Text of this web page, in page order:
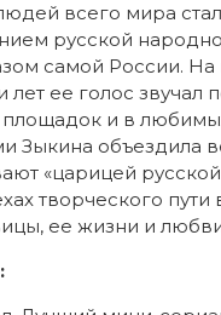
всего мира
русской
самой России. На
лет ее голос звучал
и в
Зыкина объездила
«царицей
творческого пути
ее жизни и